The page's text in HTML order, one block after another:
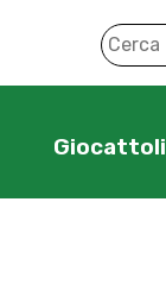
Giocattoli